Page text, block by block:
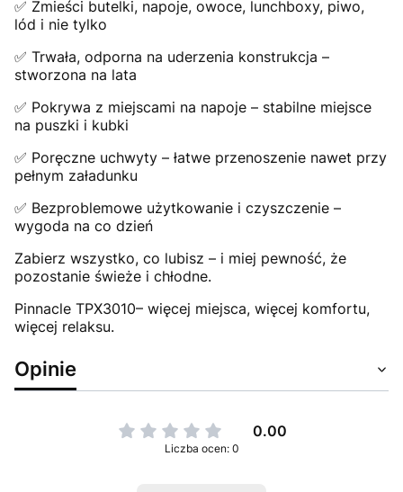
✅ Zmieści butelki, napoje, owoce, lunchboxy, piwo,
lód i nie tylko
✅ Trwała, odporna na uderzenia konstrukcja –
stworzona na lata
✅ Pokrywa z miejscami na napoje – stabilne miejsce
na puszki i kubki
✅ Poręczne uchwyty – łatwe przenoszenie nawet przy
pełnym załadunku
✅ Bezproblemowe użytkowanie i czyszczenie –
wygoda na co dzień
Zabierz wszystko, co lubisz – i miej pewność, że
pozostanie świeże i chłodne.
Pinnacle TPX3010– więcej miejsca, więcej komfortu,
więcej relaksu.
Opinie
0.00
Liczba ocen: 0